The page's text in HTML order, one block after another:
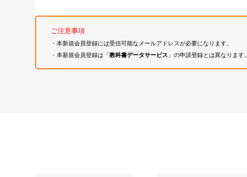
ご注意事項
・本新規会員登録には受信可能なメールアドレスが必要になります。
・本新規会員登録は「教科書データサービス 」の申請登録とは異なります。